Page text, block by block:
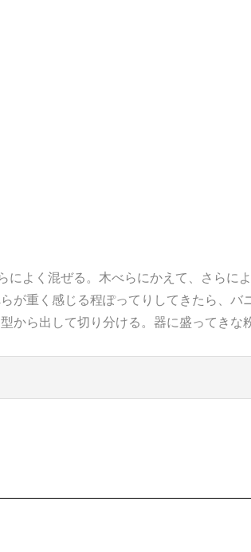
よく混ぜる。木べらにかえて、さらに
重く感じる程ぽってりしてきたら、バ
ら出して切り分ける。器に盛ってきな